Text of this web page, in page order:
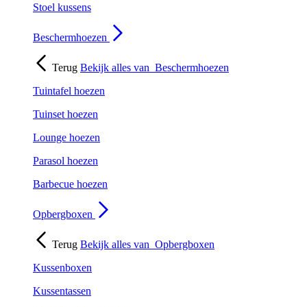
Stoel kussens
Beschermhoezen
Terug Bekijk alles van Beschermhoezen
Tuintafel hoezen
Tuinset hoezen
Lounge hoezen
Parasol hoezen
Barbecue hoezen
Opbergboxen
Terug Bekijk alles van Opbergboxen
Kussenboxen
Kussentassen